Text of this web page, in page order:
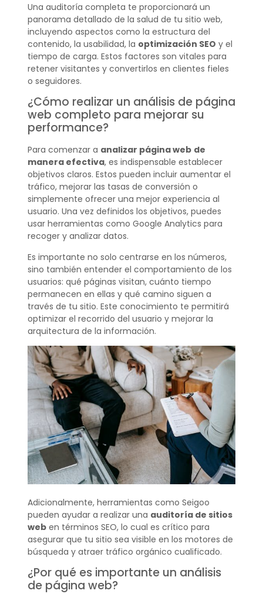
Una auditoría completa te proporcionará un
panorama detallado de la salud de tu sitio web,
incluyendo aspectos como la estructura del
contenido, la usabilidad, la optimización SEO y el
tiempo de carga. Estos factores son vitales para
retener visitantes y convertirlos en clientes fieles
o seguidores.
¿Cómo realizar un análisis de página
web completo para mejorar su
performance?
Para comenzar a analizar página web de
manera efectiva, es indispensable establecer
objetivos claros. Estos pueden incluir aumentar el
tráfico, mejorar las tasas de conversión o
simplemente ofrecer una mejor experiencia al
usuario. Una vez definidos los objetivos, puedes
usar herramientas como Google Analytics para
recoger y analizar datos.
Es importante no solo centrarse en los números,
sino también entender el comportamiento de los
usuarios: qué páginas visitan, cuánto tiempo
permanecen en ellas y qué camino siguen a
través de tu sitio. Este conocimiento te permitirá
optimizar el recorrido del usuario y mejorar la
arquitectura de la información.
Adicionalmente, herramientas como Seigoo
pueden ayudar a realizar una auditoría de sitios
weben términos SEO, lo cual es crítico para
asegurar que tu sitio sea visible en los motores de
búsqueda y atraer tráfico orgánico cualificado.
¿Por qué es importante un análisis
de página web?